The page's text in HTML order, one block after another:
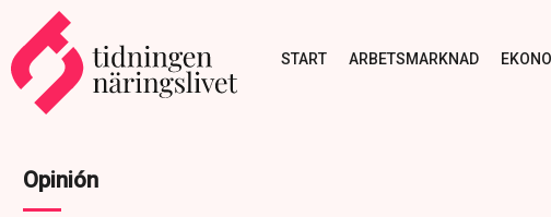
START ARBETSMARKNAD
Opinión